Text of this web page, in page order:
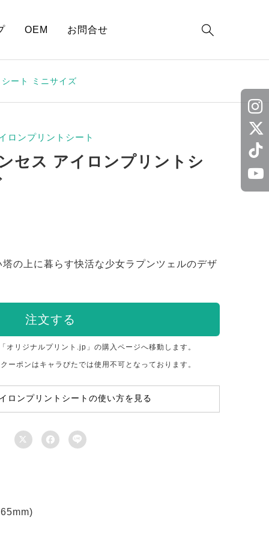
OEM お問合せ 
ート ミニサイズ
ロンプリントシート
セス アイロンプリントシ
の上に暮らす快活な少女ラプンツェルのデザ
注文する
リジナルプリント.jp」の購入ページへ移動します。
ーポンはキャラぴたでは使用不可となっております。
ロンプリントシートの使い方を見る
  